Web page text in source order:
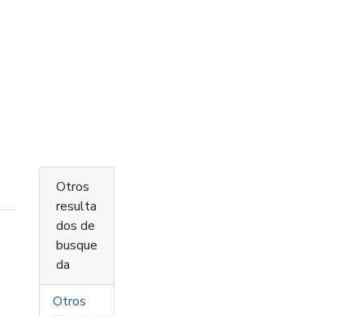
Otros
resulta
dos de
busque
da
Otros